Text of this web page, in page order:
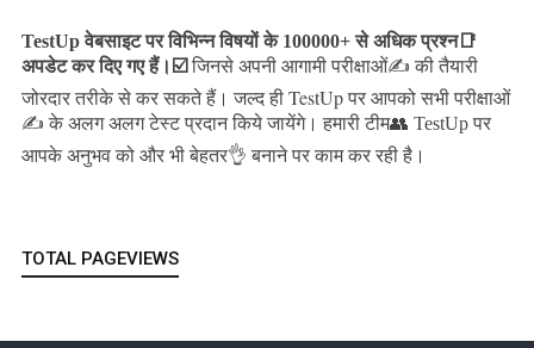
TestUp वेबसाइट पर विभिन्न विषयों के 100000+ से अधिक प्रश्न📑
अपडेट कर दिए गए हैं। ☑️ जिनसे अपनी आगामी परीक्षाओं✍️ की तैयारी
जोरदार तरीके से कर सकते हैं।जल्द ही TestUp पर आपको सभी परीक्षाओं
✍️ के अलग अलग टेस्ट प्रदान किये जायेंगे। हमारी टीम👥 TestUp पर
आपके अनुभव को और भी बेहतर👌 बनाने पर काम कर रही है।
TOTAL PAGEVIEWS